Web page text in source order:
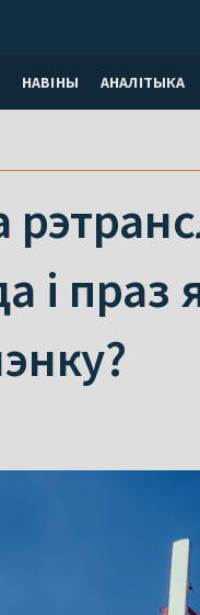
НАВІНЫ АНАЛІТЫКА
і праз